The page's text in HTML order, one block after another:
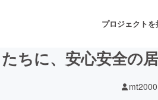
プロジェクト
ちに、安心安全の
mt2000